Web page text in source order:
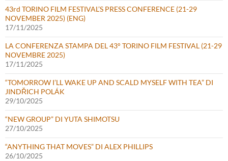
43rd TORINO FILM FESTIVAL’S PRESS CONFERENCE (21-29
NOVEMBER 2025) (ENG)
17/11/2025
LA CONFERENZA STAMPA DEL 43° TORINO FILM FESTIVAL (21-29
NOVEMBRE 2025)
17/11/2025
“TOMORROW I’LL WAKE UP AND SCALD MYSELF WITH TEA” DI
JINDŘICH POLÁK
29/10/2025
“NEW GROUP” DI YUTA SHIMOTSU
27/10/2025
“ANYTHING THAT MOVES” DI ALEX PHILLIPS
26/10/2025